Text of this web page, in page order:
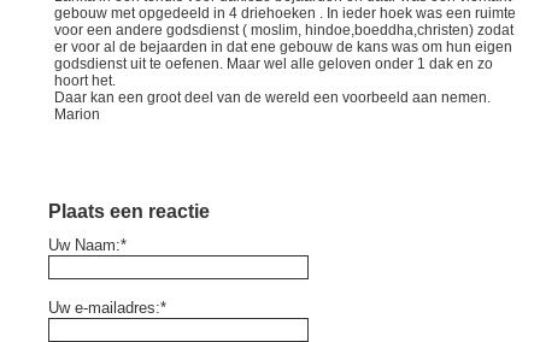
gebouw met opgedeeld in 4 driehoeken . In ieder hoek was een ruimte
voor een andere godsdienst ( moslim, hindoe,boeddha,christen) zodat
er voor al de bejaarden in dat ene gebouw de kans was om hun eigen
godsdienst uit te oefenen. Maar wel alle geloven onder 1 dak en zo
hoort het.
Daar kan een groot deel van de wereld een voorbeeld aan nemen.
Marion
Plaats een reactie
Uw Naam:*
Uw e-mailadres:*